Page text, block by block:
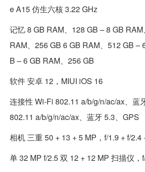
e A15 仿生六核 3.22 GHz
记忆 8 GB RAM、128 GB – 8 GB
RAM、256 GB 6 GB RAM、512 GB –
B – 6 GB RAM、256 GB
软件 安卓 12，MIUI iOS 16
连接性 Wi-Fi 802.11 a/b/g/n/ac/ax、蓝
802.11 a/b/g/n/ac/ax、蓝牙 5.3、GPS
相机 三重 50 + 13 + 5 MP，f/1.9 + f/2.4
单 32 MP f/2.5 双 12 + 12 MP 扫描仪，